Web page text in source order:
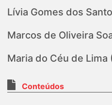
Lívia Gomes dos
Marcos de Oliveira
Maria do Céu de Lima
Conteúdos